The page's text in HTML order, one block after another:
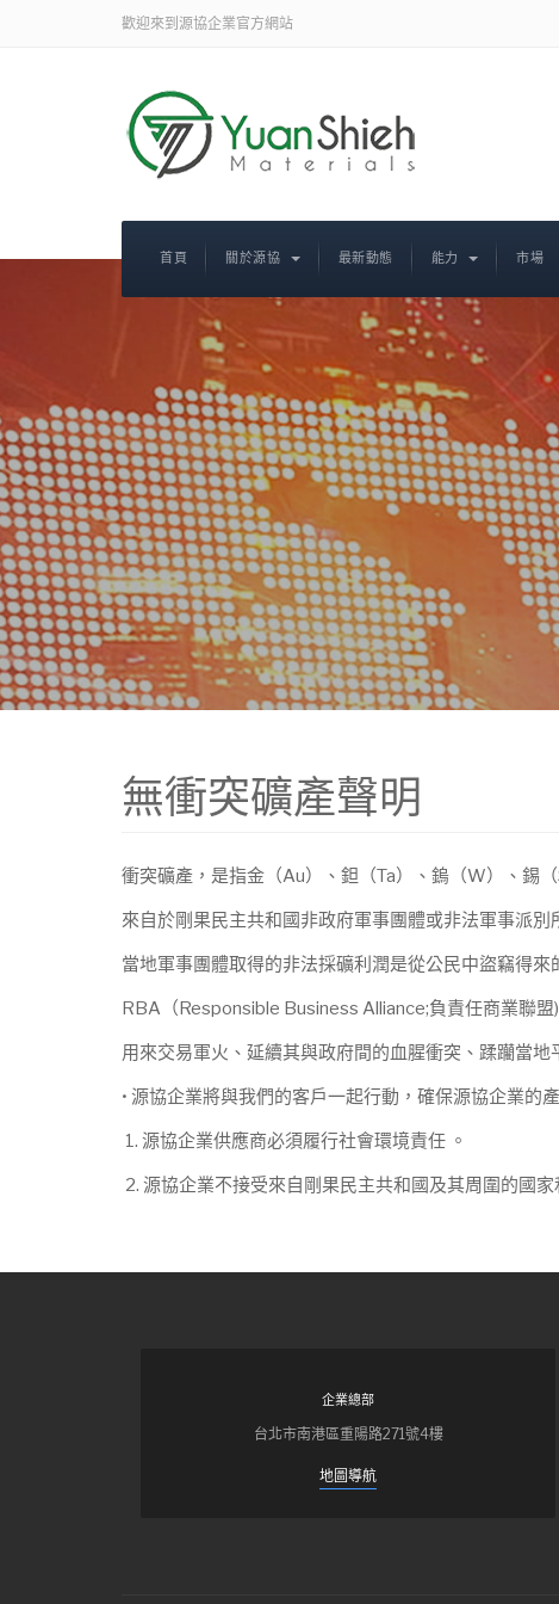
歡迎來到源協企業官方網站
首頁 關於源協 最新動態 能力 市場
無衝突礦產聲明
衝突礦產，是指金（Au）、鉭（Ta）、鎢（W）、錫
來自於剛果民主共和國非政府軍事團體或非法軍事派別
當地軍事團體取得的非法採礦利潤是從公民中盜竊得
RBA（Responsible Business Alliance;負責任商業聯
用來交易軍火、延續其與政府間的血腥衝突、蹂躪當地
• 源協企業將與我們的客戶一起行動，確保源協企業的
1. 源協企業供應商必須履行社會環境責任 。
2. 源協企業不接受來自剛果民主共和國及其周圍的國
企業總部
台北市南港區重陽路271號4樓
地圖導航